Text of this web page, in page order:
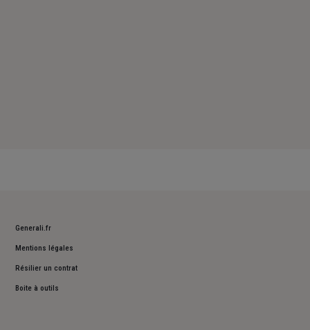
Generali.fr
Mentions légales
Résilier un contrat
Boite à outils